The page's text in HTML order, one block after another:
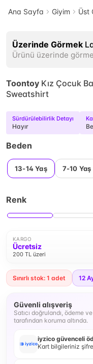
Ana Sayfa Giyim Üst
Üzerinde Görmek
Ürünü üzerinde
Toontoy Kız Çocuk
Sweatshirt
Sürdürülebilirlik Detayı
Hayır
Beden
13-14 Yaş 7-10 Yaş
Renk
KARGO
Ücretsiz
200 TL üzeri
Sınırlı stok: 1 adet 12
Güvenli alışveriş
Satıcı doğrulandı, ödeme
tarafından koruma altında.
iyzico güvenceli
Kart bilgileriniz